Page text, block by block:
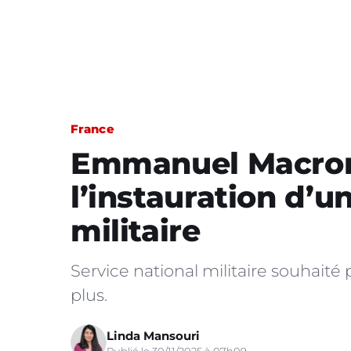
France
Emmanuel
l’instauration
militaire
Service national militaire souhaité
plus.
Linda Mansouri